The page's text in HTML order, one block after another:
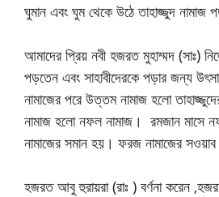
ঘুমান এবং ঘুম থেকে উঠে তাহাজ্জুদ নামাজ
আমাদের প্রিয় নবী হজরত মুহাম্মদ (সাঃ)
পড়তেন এবং সাহাবীদেরকে পড়ার জন্য
নামাজের পরে উত্তম নামাজ হলো
নামাজ হলো নফল নামাজ। রমজান মাসে
নামাজের সমান হয়। ফরজ নামাজের
হজরত আবু হুরায়রা (রাঃ ) বর্ণনা করেন